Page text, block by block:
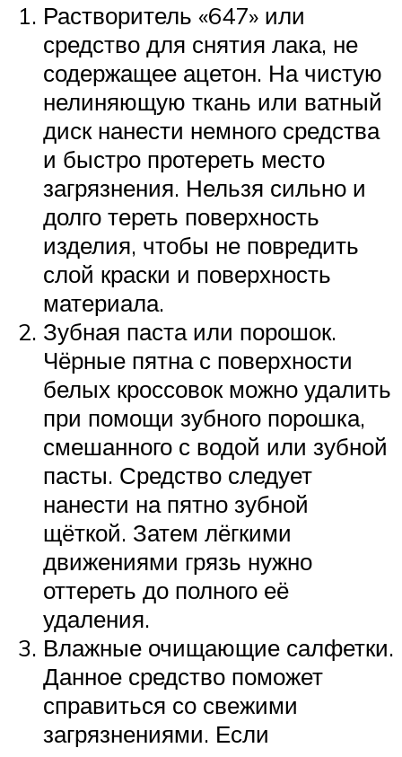
Растворитель «647» или
средство для снятия лака, не
содержащее ацетон. На чистую
нелиняющую ткань или ватный
диск нанести немного средства
и быстро протереть место
загрязнения. Нельзя сильно и
долго тереть поверхность
изделия, чтобы не повредить
слой краски и поверхность
материала.
Зубная паста или порошок.
Чёрные пятна с поверхности
белых кроссовок можно удалить
при помощи зубного порошка,
смешанного с водой или зубной
пасты. Средство следует
нанести на пятно зубной
щёткой. Затем лёгкими
движениями грязь нужно
оттереть до полного её
удаления.
Влажные очищающие салфетки.
Данное средство поможет
справиться со свежими
загрязнениями. Если